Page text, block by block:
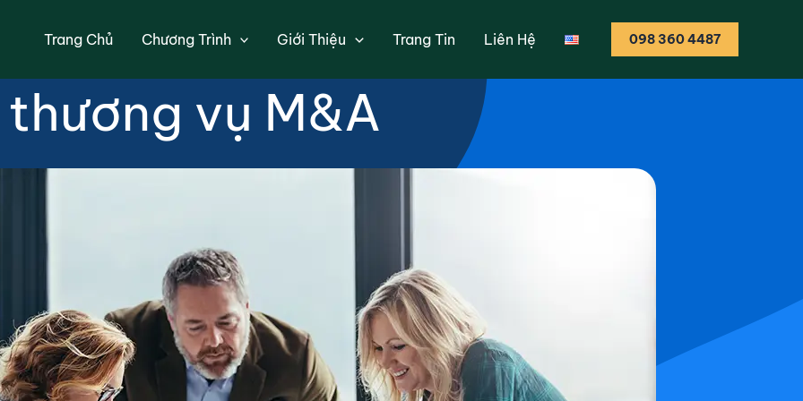
Trang Chủ Chương Trình Giới Thiệu Trang Tin Liên Hệ 098 360 4487
lường trước khi triển khai các
thương vụ M&A